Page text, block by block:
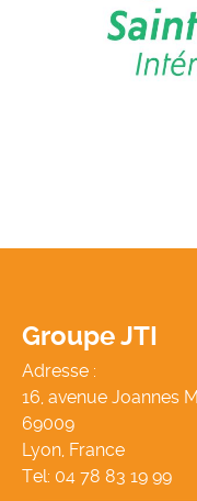
Groupe JTI
Adresse :
16, avenue Joannes
69009
Lyon, France
Tel: 04 78 83 19 99